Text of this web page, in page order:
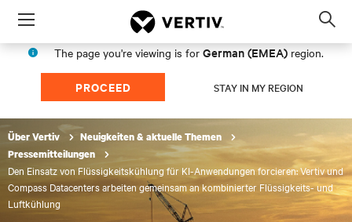
Menu
The page you're viewing is for German (EMEA) region.
PROCEED STAY IN MY REGION
Über Vertiv
Neuigkeiten & aktuelle Themen
Pressemitteilungen
Den Einsatz von Flüssigkeitskühlung für KI-Anwendungen forcieren: Vertiv und
Compass Datacenters arbeiten gemeinsam an kombinierter Flüssigkeits- und
Luftkühlung